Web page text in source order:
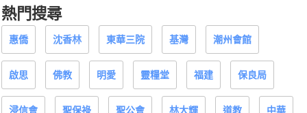
熱門搜尋
惠僑 沈香林 東華三院 基灣 潮州會館
啟思 佛教 明愛 靈糧堂 福建 保良局
浸信會 聖保祿 聖公會 林大輝 道教 中華